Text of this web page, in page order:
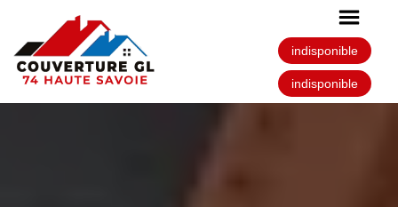
indisponible
indisponible